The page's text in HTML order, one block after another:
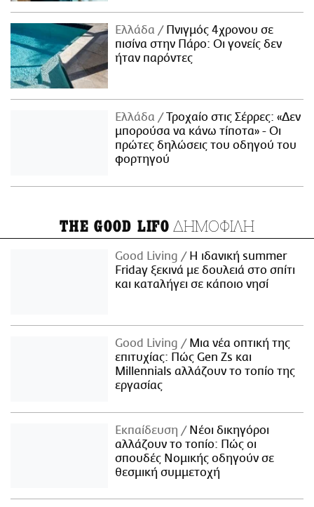
Ελλάδα
Πνιγμός 4χρονου σε
πισίνα στην Πάρο: Οι γονείς δεν
ήταν παρόντες
Ελλάδα
Τροχαίο στις Σέρρες: «Δεν
μπορούσα να κάνω τίποτα» - Οι
πρώτες δηλώσεις του οδηγού του
φορτηγού
THE GOOD LIFO ΔΗΜΟΦΙΛΗ
Good Living
Η ιδανική summer
Friday ξεκινά με δουλειά στο σπίτι
και καταλήγει σε κάποιο νησί
Good Living
Μια νέα οπτική της
επιτυχίας: Πώς Gen Zs και
Millennials αλλάζουν το τοπίο της
εργασίας
Εκπαίδευση
Νέοι δικηγόροι
αλλάζουν το τοπίο: Πώς οι
σπουδές Νομικής οδηγούν σε
θεσμική συμμετοχή